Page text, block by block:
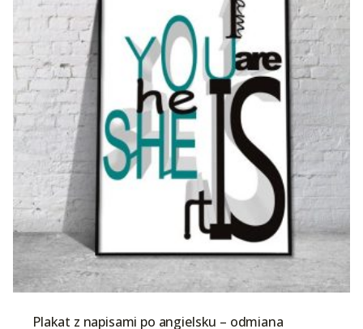
Plakat z napisami po angielsku – odmiana